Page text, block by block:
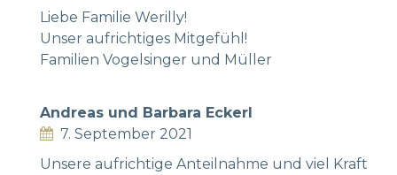
Liebe Familie Werilly!
Unser aufrichtiges Mitgefühl!
Familien Vogelsinger und Müller
Andreas und Barbara Eckerl
7. September 2021
Unsere aufrichtige Anteilnahme und viel Kraft